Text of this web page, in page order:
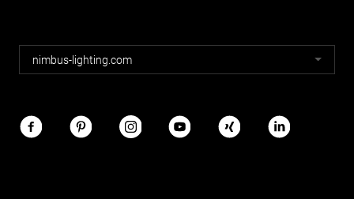
Nimbus
Webseiten
nimbus-lighting.com
Nimbus
im